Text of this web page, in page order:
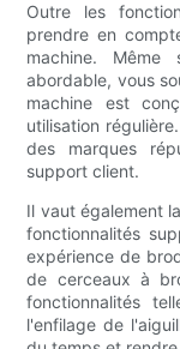
Outre les
prendre en
machine.
abordable, vous
machine est
utilisation
des marques
support client.
Il vaut également
fonctionnalités
expérience de
de cerceaux à
fonctionnalités
l'enfilage de